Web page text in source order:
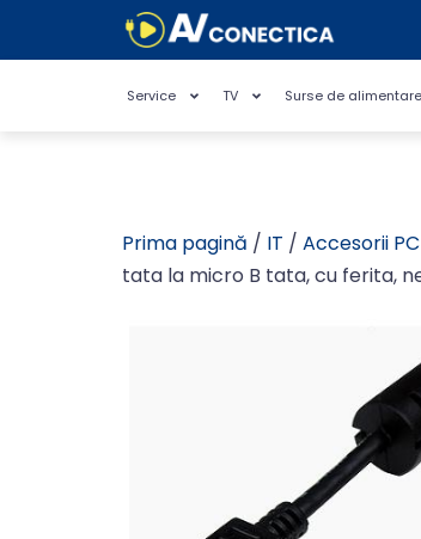
Service TV Surse de alimentare
Prima pagină / IT / Accesorii PC
tata la micro B tata, cu ferita,